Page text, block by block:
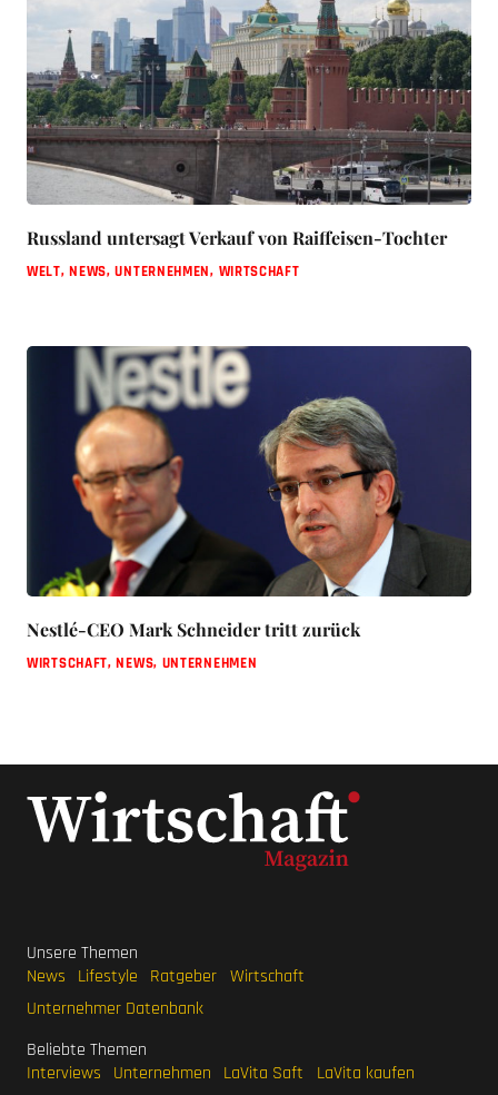
Russland untersagt Verkauf von Raiffeisen-Tochter
WELT,NEWS,UNTERNEHMEN, WIRTSCHAFT
Nestlé-CEO Mark Schneider tritt zurück
WIRTSCHAFT,NEWS, UNTERNEHMEN
Unsere Themen
News
Lifestyle Ratgeber Wirtschaft
Unternehmer Datenbank
Beliebte Themen
Interviews
Unternehmen LaVita Saft
LaVita kaufen